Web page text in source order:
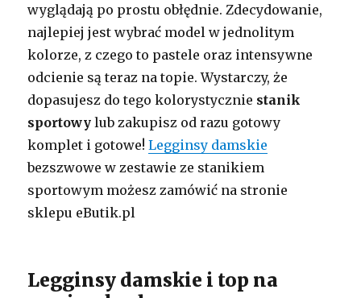
wyglądają po prostu obłędnie. Zdecydowanie,
najlepiej jest wybrać model w jednolitym
kolorze, z czego to pastele oraz intensywne
odcienie są teraz na topie. Wystarczy, że
dopasujesz do tego kolorystycznie stanik
sportowy lub zakupisz od razu gotowy
komplet i gotowe!Legginsy damskie
bezszwowe w zestawie ze stanikiem
sportowym możesz zamówić na stronie
sklepu eButik.pl
Legginsy damskie i top na